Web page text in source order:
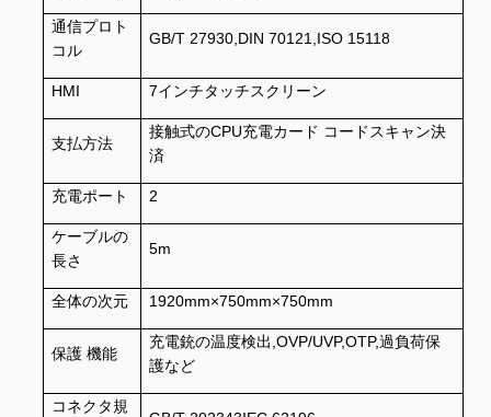
通信プロト
コル
GB/T 27930,DIN 70121,ISO 15118
HMI 7インチタッチスクリーン
支払方法
接触式のCPU充電カード コードスキャン決
済
充電ポート 2
ケーブルの
長さ
5m
全体の次元 1920mm×750mm×750mm
保護 機能
充電銃の温度検出,OVP/UVP,OTP,過負荷保
護など
コネクタ規